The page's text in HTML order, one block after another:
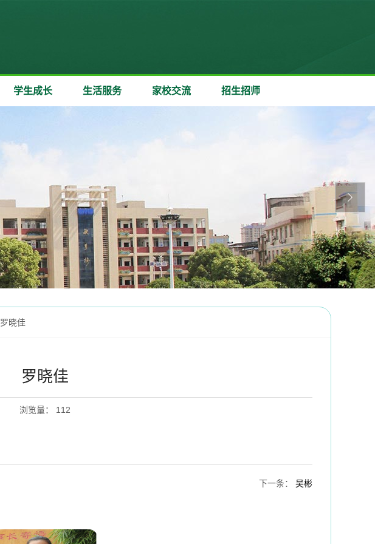
学生成长 生活服务 家校交流 招生招师

罗晓佳
罗晓佳
浏览量： 112
下一条： 吴彬